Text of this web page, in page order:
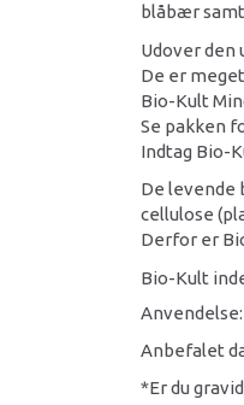
blåbær
Udover den
De er
Bio-Kult
Se pakken
Indtag Bio-
De levende
cellulose
Derfor er
Bio-Kult
Anvendelse:
Anbefalet
*Er du